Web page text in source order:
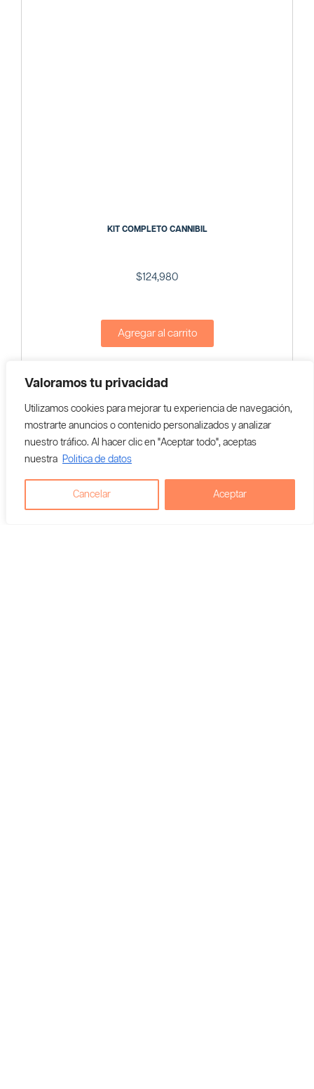
Valoramos tu privacidad
Utilizamos cookies para mejorar tu experiencia de navegación,
mostrarte anuncios o contenido personalizados y analizar
nuestro tráfico. Al hacer clic en "Aceptar todo", aceptas
nuestra Politica de datos
Cancelar Aceptar
KIT COMPLETO CANNIBIL
$124,980
Agregar al carrito
CANNIBIL